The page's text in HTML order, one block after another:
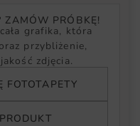
ZAMÓW PRÓBKĘ!
grafika, która
przybliżenie,
zdjęcia.
FOTOTAPETY